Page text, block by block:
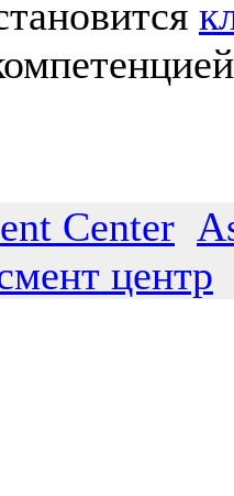
Center
центр